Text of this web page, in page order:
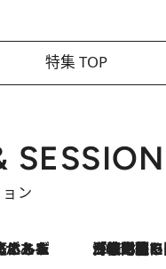
特集 TOP
SESSION
ン
2026.8.3
「住宅建てられない…」「サーチャージ料の高値が続いている」ホルムズ海峡封鎖による影響はいつまで続く